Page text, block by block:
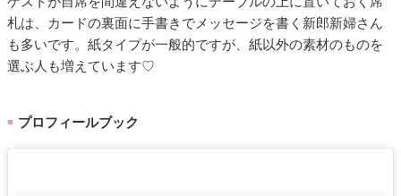
札は、カードの裏面に手書きでメッセージを書く新郎新婦さん
も多いです。紙タイプが一般的ですが、紙以外の素材のものを
選ぶ人も増えています♡
■ プロフィールブック